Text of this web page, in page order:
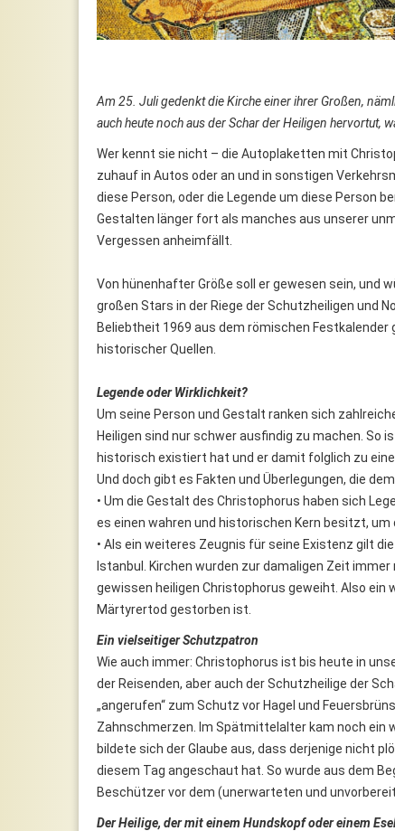
Am 25. Juli gedenkt die Kirche einer ihrer Großen,
auch heute noch aus der Schar der Heiligen hervortut,
Wer kennt sie nicht – die Autoplaketten mit
zuhauf in Autos oder an und in sonstigen
diese Person, oder die Legende um diese Person
Gestalten länger fort als manches aus unserer
Vergessen anheimfällt.
Von hünenhafter Größe soll er gewesen sein, und
großen Stars in der Riege der Schutzheiligen und
Beliebtheit 1969 aus dem römischen
historischer Quellen.
Legende oder Wirklichkeit?
Um seine Person und Gestalt ranken sich
Heiligen sind nur schwer ausfindig zu machen. So
historisch existiert hat und er damit folglich zu
Und doch gibt es Fakten und Überlegungen, die
• Um die Gestalt des Christophorus haben sich
es einen wahren und historischen Kern besitzt,
• Als ein weiteres Zeugnis für seine Existenz gilt
Istanbul. Kirchen wurden zur damaligen Zeit
gewissen heiligen Christophorus geweiht. Also
Märtyrertod gestorben ist.
Ein vielseitiger Schutzpatron
Wie auch immer: Christophorus ist bis heute in
der Reisenden, aber auch der Schutzheilige der
„angerufen“ zum Schutz vor Hagel und
Zahnschmerzen. Im Spätmittelalter kam noch ein
bildete sich der Glaube aus, dass derjenige nicht
diesem Tag angeschaut hat. So wurde aus dem
Beschützer vor dem (unerwarteten und
Der Heilige, der mit einem Hundskopf oder einem